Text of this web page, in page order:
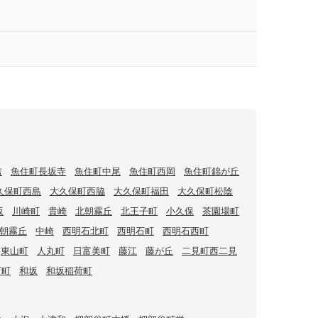
魚住町長坂寺 魚住町中尾 魚住町西岡
魚住町錦が丘
保町西島
大久保町西脇 大久保町福田
大久保町松陰
川崎町 貴崎 北朝霧丘 北王子町 小久保
茶園場町
霧丘
中崎 西明石北町 西明石町
西明石西町
東山町
人丸町 日富美町 藤江 藤が丘
二見町西二見
和坂 和坂稲荷町